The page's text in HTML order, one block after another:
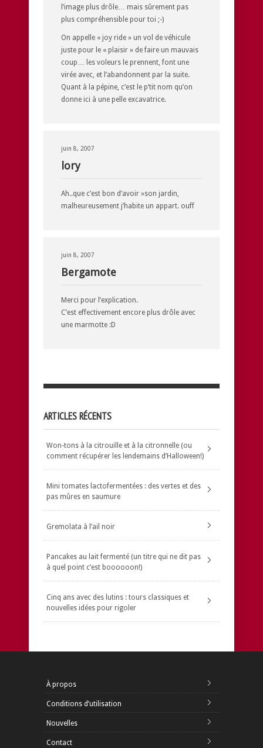
l’image plus drôle… mais sûrement pas
plus compréhensible pour toi ;-)
On appelle « joy ride » un vol de véhicule
juste pour le « plaisir » de faire un mauvais
coup… les voleurs le prennent, font une
virée avec, et l’abandonnent par la suite.
Quant à la pépine, c’est le p’tit nom qu’on
donne ici à une pelle excavatrice.
juin 8, 2007
lory
Ah..que c’est bon d’avoir »son jardin,
malheureusement j’habite un appart. ouff
juin 8, 2007
Bergamote
Merci pour l’explication.
C’est effectivement encore plus drôle avec
une marmotte :D
ARTICLES RÉCENTS
Won-tons à la citrouille et à la citronnelle (ou
comment récupérer les lendemains d’Halloween!)
Mini tomates lactofermentées : des vertes et des
pas mûres en saumure
Gremolata à l’ail noir
Pancakes au lait fermenté (un titre qui ne dit pas
à quel point c’est boooooon!)
Cinq ans avec des lutins : tours classiques et
nouvelles idées pour rigoler
À propos
Conditions d’utilisation
Nouvelles
Contact